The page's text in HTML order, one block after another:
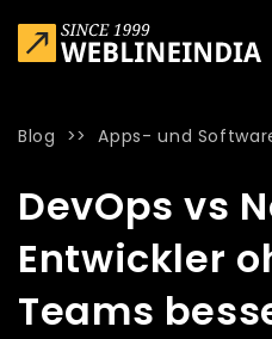
Blog >>Apps- und
DevOps vs
Entwickler
Teams